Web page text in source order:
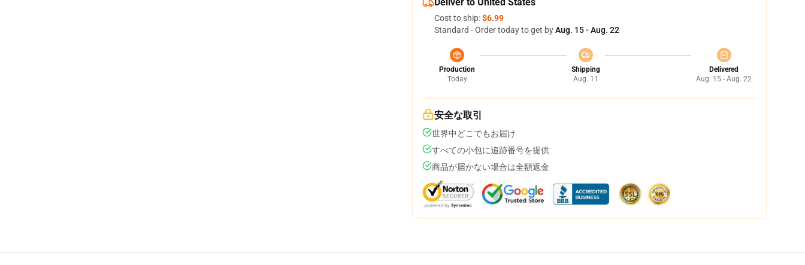
Cost to ship:$6.99
Standard - Order today to get byAug. 15 - Aug. 22
Production
Today
Shipping
Aug. 11
Delivered
Aug. 15 - Aug. 22
安全な取引
世界中どこでもお届け
すべての小包に追跡番号を提供
商品が届かない場合は全額返金